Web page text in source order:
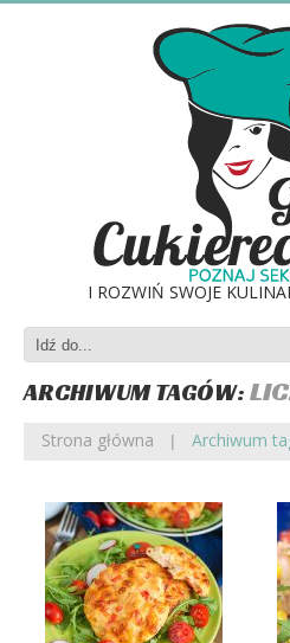
I ROZWIŃ SWOJE
ARCHIWUM TAGÓW:
Strona główna Archiwum